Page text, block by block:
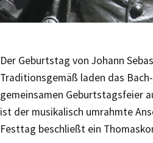
Der Geburtstag von Johann
Traditionsgemäß laden das
gemeinsamen Geburtstagsfeier
ist der musikalisch umrahmte
Festtag beschließt ein